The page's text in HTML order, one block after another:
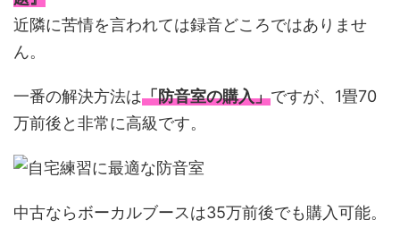
近隣に苦情を言われては録音どころではありませ
ん。
一番の解決方法は「防音室の購入」ですが、1畳70
万前後と非常に高級です。
中古ならボーカルブースは35万前後でも購入可能。